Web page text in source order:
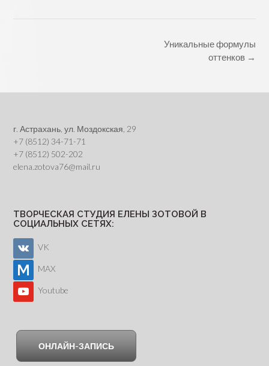
Уникальные формулы
оттенков →
г. Астрахань, ул. Моздокская, 29
+7 (8512) 34-71-71
+7 (8512) 502-202
elena.zotova76@mail.ru
ТВОРЧЕСКАЯ СТУДИЯ ЕЛЕНЫ ЗОТОВОЙ В
СОЦИАЛЬНЫХ СЕТЯХ:
VK
MAX
Youtube
ОНЛАЙН-ЗАПИСЬ